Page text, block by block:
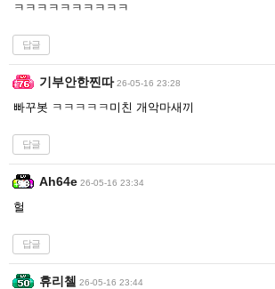
ㅋㅋㅋㅋㅋㅋㅋㅋㅋㅋ
답글
기부안한찐따 26-05-16 23:28
빠꾸봇 ㅋㅋㅋㅋㅋ미친 개악마새끼
답글
Ah64e 26-05-16 23:34
헐
답글
휴리첼 26-05-16 23:44